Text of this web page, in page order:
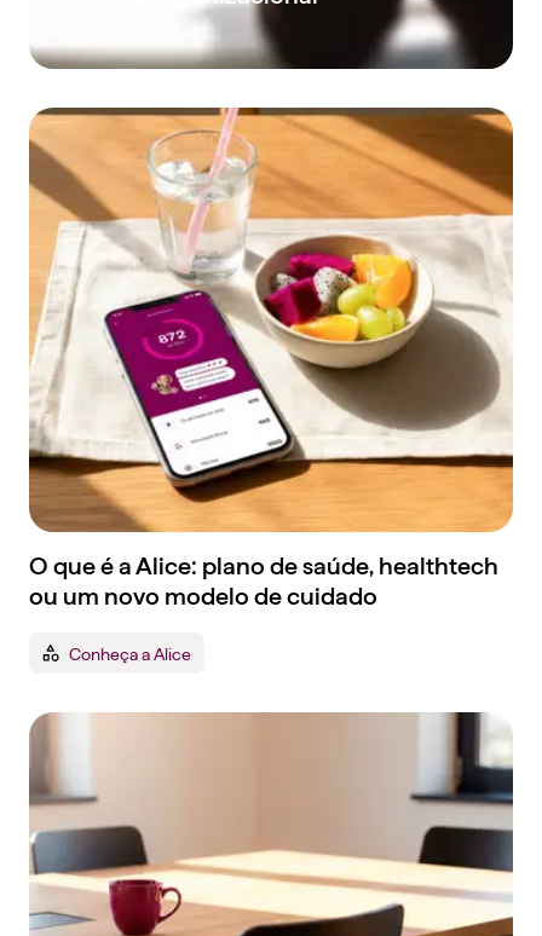
O que é a Alice: plano de saúde, healthtech
ou um novo modelo de cuidado
Conheça a Alice